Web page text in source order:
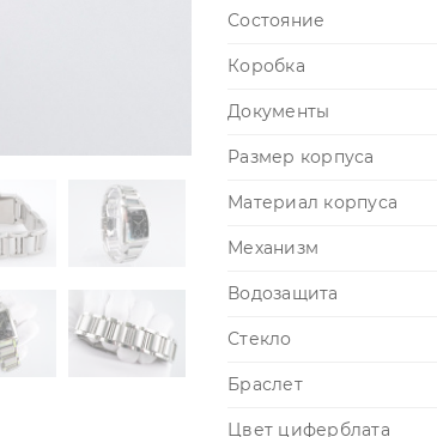
Состояние
Коробка
Документы
Размер корпуса
Материал корпуса
Механизм
Водозащита
Стекло
Браслет
Цвет циферблата